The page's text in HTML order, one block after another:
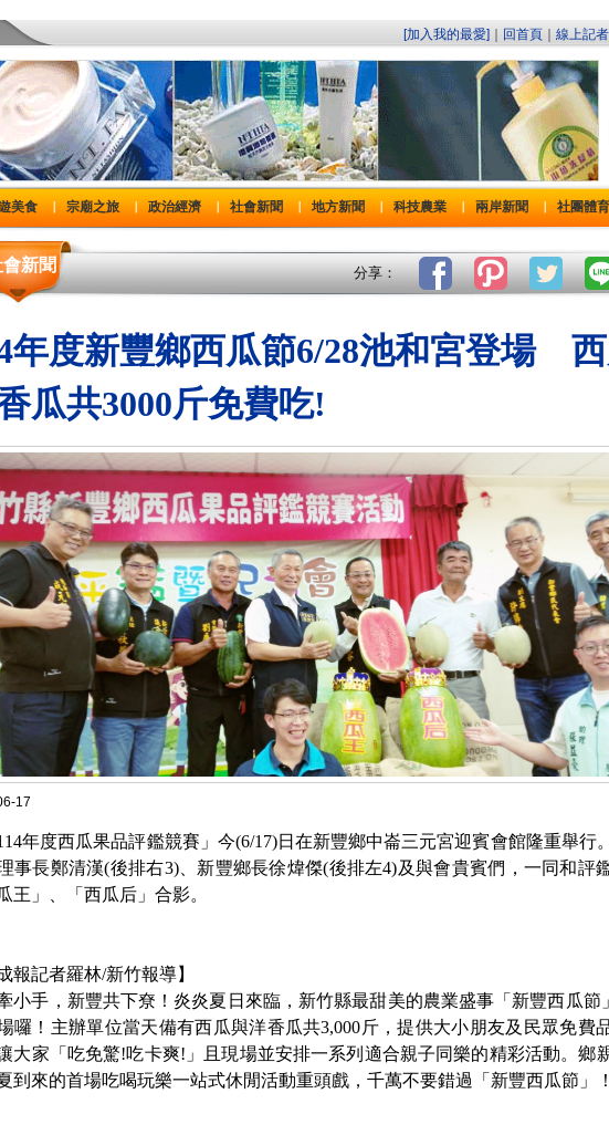
[加入我的最愛] 回首頁 線上記
美食 宗廟之旅 政治經濟 社會新聞 地方新聞 科技農業 兩岸新聞 社團體育
新聞 分享：
年度新豐鄉西瓜節6/28池和宮登場
瓜共3000斤免費吃!
17
年度西瓜果品評鑑競賽」今(6/17)日在新豐鄉中崙三元宮迎賓會館隆重舉行
事長鄭清漢(後排右3)、新豐鄉長徐煒傑(後排左4)及與會貴賓們，一同和評
王」、「西瓜后」合影。
報記者羅林/新竹報導】
小手，新豐共下尞！炎炎夏日來臨，新竹縣最甜美的農業盛事「新豐西瓜節
囉！主辦單位當天備有西瓜與洋香瓜共3,000斤，提供大小朋友及民眾免費
大家「吃免驚!吃卡爽!」且現場並安排一系列適合親子同樂的精彩活動。鄉
到來的首場吃喝玩樂一站式休閒活動重頭戲，千萬不要錯過「新豐西瓜節」！